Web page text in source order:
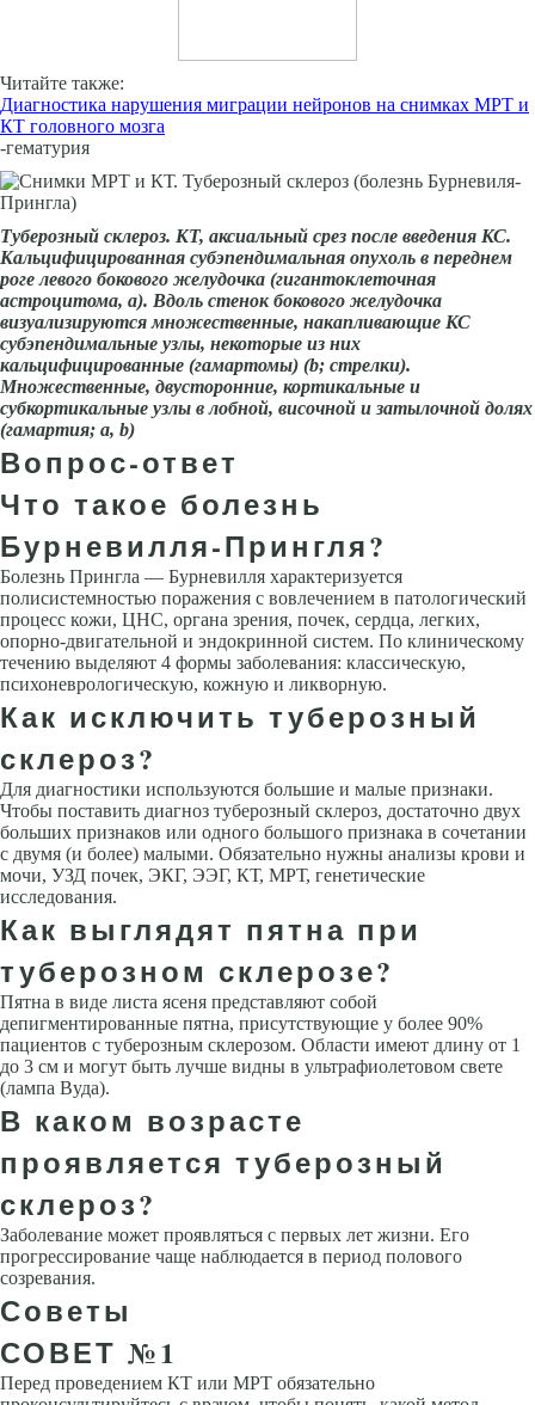
Читайте также:
Диагностика нарушения миграции нейронов на снимках МРТ и
КТ головного мозга
-гематурия
Туберозный склероз. КТ, аксиальный срез после введения КС.
Кальцифици­рованная субэпендимальная опухоль в переднем
роге левого бокового желудочка (гиганто­клеточная
астроцитома, а). Вдоль стенок бокового желудочка
визуализируются множествен­ные, накапливающие КС
субэпендимальные узлы, некоторые из них
кальцифицированные (гамартомы) (b; стрелки).
Множественные, двусторонние, кортикальные и
субкортикальные узлы в лобной, височной и затылочной долях
(гамартия; а, b)
Вопрос-ответ
Что такое болезнь
Бурневилля-Прингля?
Болезнь Прингла — Бурневилля характеризуется
полисистемностью поражения с вовлечением в патологический
процесс кожи, ЦНС, органа зрения, почек, сердца, легких,
опорно-двигательной и эндокринной систем. По клиническому
течению выделяют 4 формы заболевания: классическую,
психоневрологическую, кожную и ликворную.
Как исключить туберозный
склероз?
Для диагностики используются большие и малые признаки.
Чтобы поставить диагноз туберозный склероз, достаточно двух
больших признаков или одного большого признака в сочетании
с двумя (и более) малыми. Обязательно нужны анализы крови и
мочи, УЗД почек, ЭКГ, ЭЭГ, КТ, МРТ, генетические
исследования.
Как выглядят пятна при
туберозном склерозе?
Пятна в виде листа ясеня представляют собой
депигментированные пятна, присутствующие у более 90%
пациентов с туберозным склерозом. Области имеют длину от 1
до 3 см и могут быть лучше видны в ультрафиолетовом свете
(лампа Вуда).
В каком возрасте
проявляется туберозный
склероз?
Заболевание может проявляться с первых лет жизни. Его
прогрессирование чаще наблюдается в период полового
созревания.
Советы
СОВЕТ №1
Перед проведением КТ или МРТ обязательно